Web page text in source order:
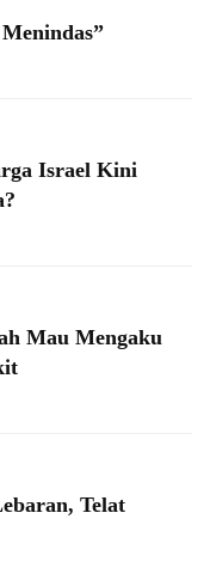
Israel Kini
Mau Mengaku
Telat